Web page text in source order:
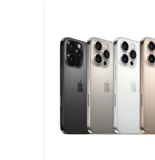
iPhone17 Pro 512GB
iPhone17 Pro 256GB